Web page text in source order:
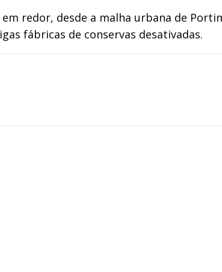
redor, desde a malha urbana de
fábricas de conservas desativadas.